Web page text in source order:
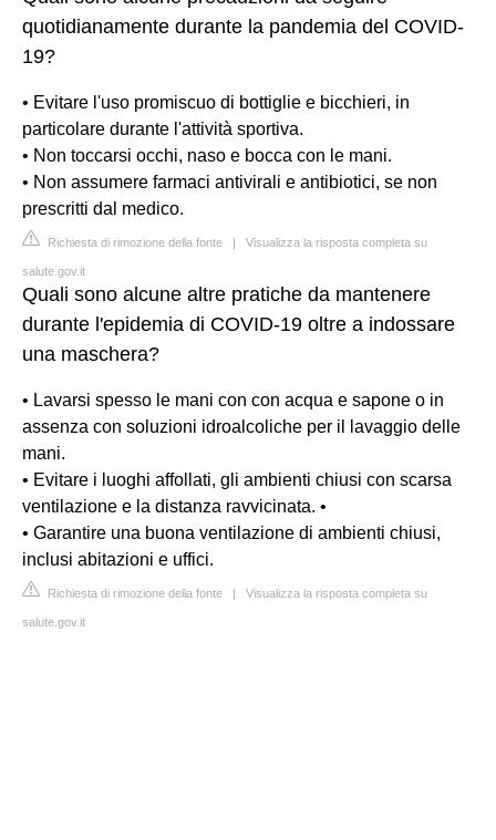
quotidianamente durante la pandemia del COVID-
19?
• Evitare l'uso promiscuo di bottiglie e bicchieri, in
particolare durante l'attività sportiva.
• Non toccarsi occhi, naso e bocca con le mani.
• Non assumere farmaci antivirali e antibiotici, se non
prescritti dal medico.
Richiesta di rimozione della fonte | Visualizza la risposta completa su
salute.gov.it
Quali sono alcune altre pratiche da mantenere
durante l'epidemia di COVID-19 oltre a indossare
una maschera?
• Lavarsi spesso le mani con con acqua e sapone o in
assenza con soluzioni idroalcoliche per il lavaggio delle
mani.
• Evitare i luoghi affollati, gli ambienti chiusi con scarsa
ventilazione e la distanza ravvicinata. •
• Garantire una buona ventilazione di ambienti chiusi,
inclusi abitazioni e uffici.
Richiesta di rimozione della fonte | Visualizza la risposta completa su
salute.gov.it